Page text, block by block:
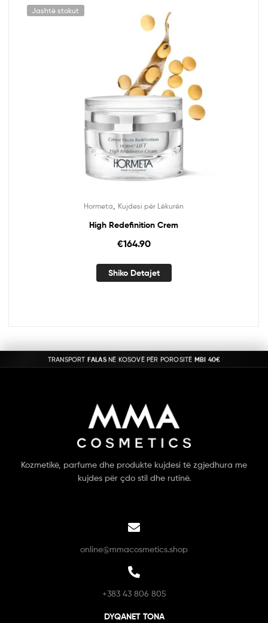
Jashtë stokut
Hormeta, Kujdesi për Lëkurën
High Redefinition Crem
€164.90
Shiko Detajet
Kozmetikë, parfume dhe produkte kujdesi të zgjedhura me
kujdes për çdo stil dhe rutinë.
online@mmacosmetics.shop
+383 43 806 805
DYQANET TONA
TRANSPORT FALASNË KOSOVË PËR POROSITË MBI 40€